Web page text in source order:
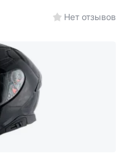
Нет отзывов